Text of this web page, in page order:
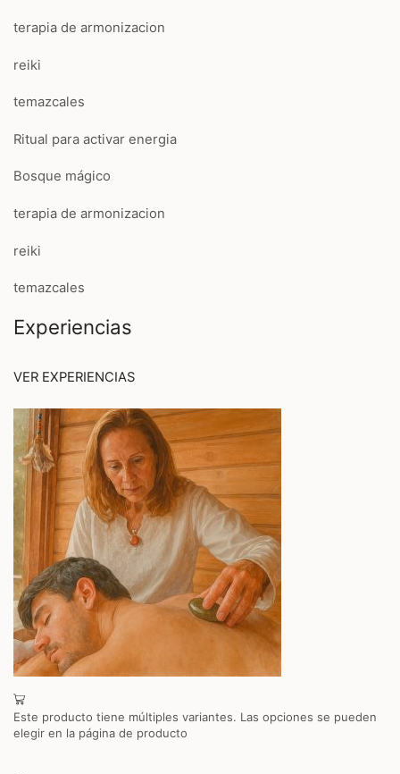
terapia de armonizacion
reiki
temazcales
Ritual para activar energia
Bosque mágico
terapia de armonizacion
reiki
temazcales
Experiencias
VER EXPERIENCIAS
Este producto tiene múltiples variantes. Las opciones se pueden
elegir en la página de producto